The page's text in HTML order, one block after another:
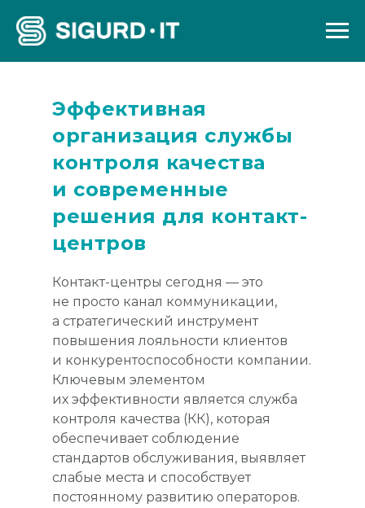
Эффективная
организация службы
контроля качества
и современные
решения для контакт-
центров
Контакт-центры сегодня — это
не просто канал коммуникации,
а стратегический инструмент
повышения лояльности клиентов
и конкурентоспособности компании.
Ключевым элементом
их эффективности является служба
контроля качества (КК), которая
обеспечивает соблюдение
стандартов обслуживания, выявляет
слабые места и способствует
постоянному развитию операторов.